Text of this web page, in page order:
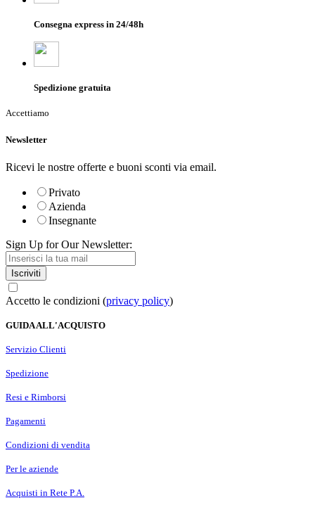
Consegna express in 24/48h
Spedizione gratuita
Accettiamo
Newsletter
Ricevi le nostre offerte e buoni sconti via email.
Privato
Azienda
Insegnante
Sign Up for Our Newsletter:
Iscriviti
Accetto le condizioni (privacy policy)
GUIDA ALL'ACQUISTO
Servizio Clienti
Spedizione
Resi e Rimborsi
Pagamenti
Condizioni di vendita
Per le aziende
Acquisti in Rete P.A.